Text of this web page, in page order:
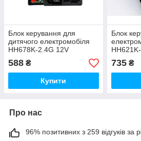
Блок керування для
дитячого електромобіля
HH678K-2.4G 12V
588 ₴
Купити
Блок
735₴
Про нас
96% позитивних з 259 відгуків за